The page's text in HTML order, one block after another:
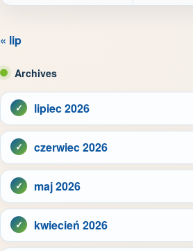
« lip
Archives
lipiec 2026
czerwiec 2026
maj 2026
kwiecień 2026